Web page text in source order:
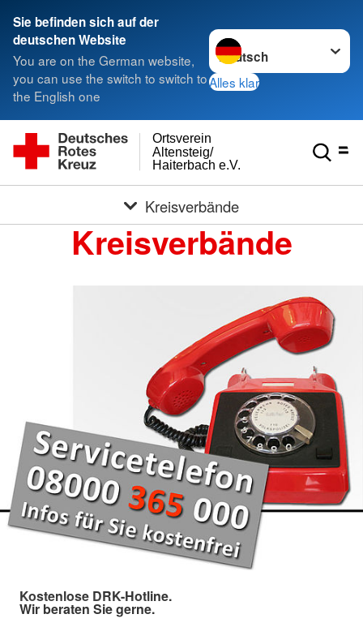
Sie befinden sich auf der
deutschen Website
You are on the German website,
you can use the switch to switch to
the English one
Sprache wechseln zu
Alles klar
Haiterbach e.V.
Altensteig/
Ortsverein
Kreisverbände
Kreisverbände
Kostenlose DRK-Hotline.
Wir beraten Sie gerne.